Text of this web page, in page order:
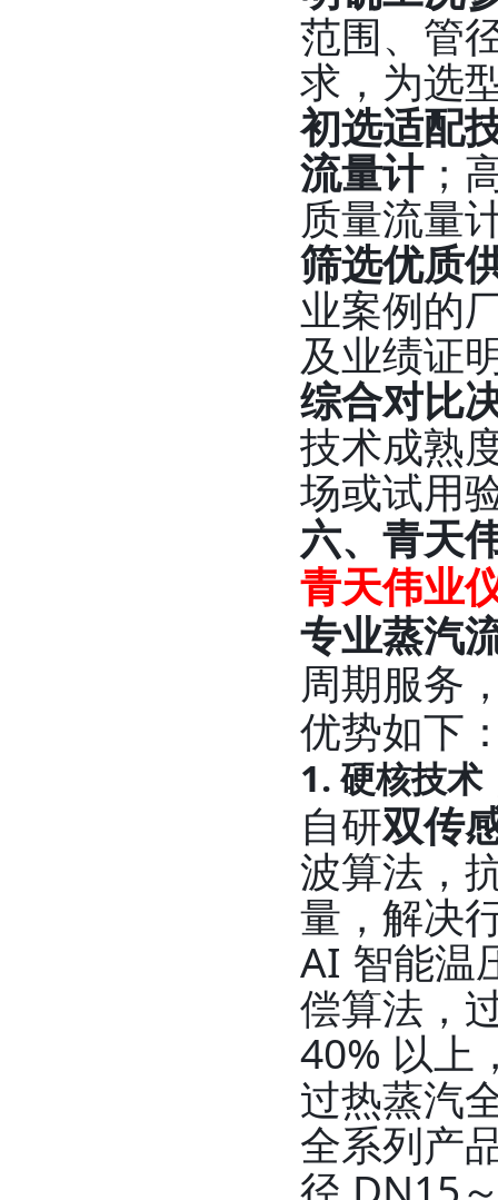
范围、管
求，为选
初选适配
流量计；
质量流量
筛选优质
业案例的
及业绩证
综合对比
技术成熟
场或试用
六、青天
青天伟业
专业蒸汽
周期服务
优势如下
1. 硬核技术
自研双传
波算法，
量，解决
AI 智能温
偿算法，
40% 以上
过热蒸汽
全系列产